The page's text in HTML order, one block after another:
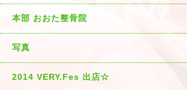
本部 おおた整骨院
写真
2014 VERY.Fes 出店☆